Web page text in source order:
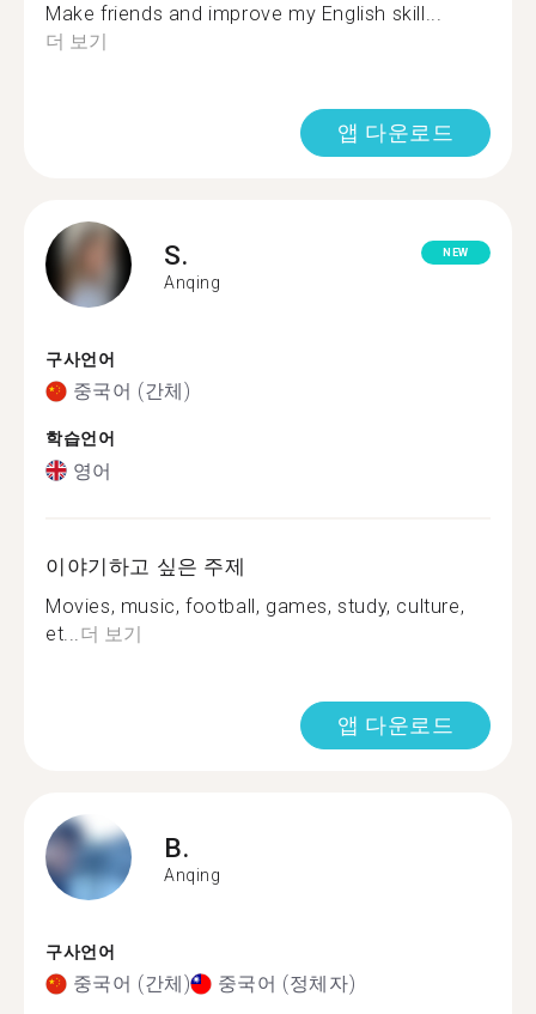
Make friends and improve my English skill...
더 보기
앱 다운로드
S.
Anqing
NEW
구사언어
중국어 (간체)
학습언어
영어
이야기하고 싶은 주제
Movies, music, football, games, study, culture,
et... 더 보기
앱 다운로드
B.
Anqing
구사언어
중국어 (간체) 중국어 (정체자)